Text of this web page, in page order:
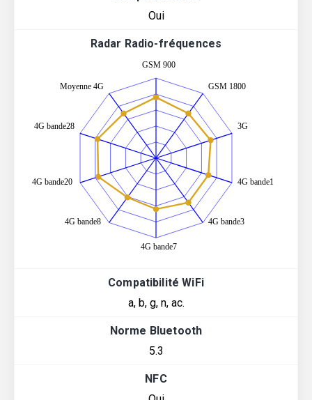
Oui
Radar Radio-fréquences
Compatibilité WiFi
a, b, g, n, ac.
Norme Bluetooth
5.3
NFC